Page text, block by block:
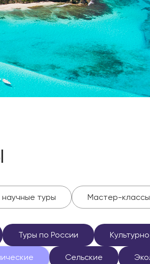
туры Мастер-классы
Туры по России
Сельские